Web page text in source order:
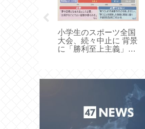
小学生のスポーツ全国
大会、続々中止に 背景
に「勝利至上主義」に